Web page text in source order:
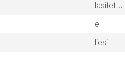
lasitettu
ei
liesi